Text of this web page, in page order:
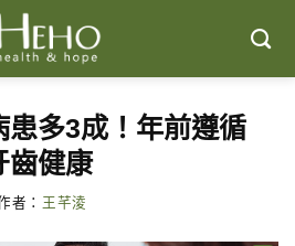
患多3成！年前遵循
齒健康
者： 王芊淩